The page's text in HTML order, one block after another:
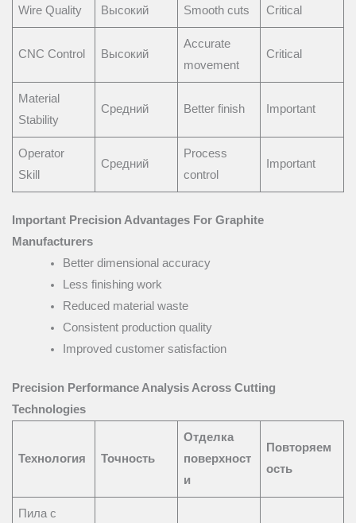
Wire Quality Высокий Smooth cuts Critical
CNC Control Высокий
Accurate
movement
Critical
Material
Stability
Средний Better finish Important
Operator
Skill
Средний
Process
control
Important
Important Precision Advantages For Graphite
Manufacturers
Better dimensional accuracy
Less finishing work
Reduced material waste
Consistent production quality
Improved customer satisfaction
Precision Performance Analysis Across Cutting
Technologies
Технология Точность
Отделка
поверхност
и
Повторяем
ость
Пила с